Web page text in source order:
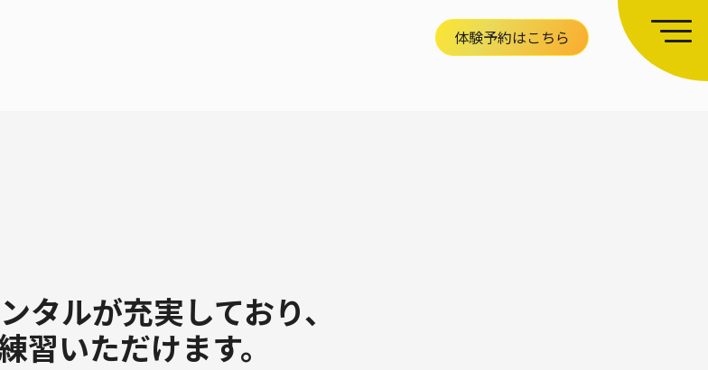
体験予約はこちら
タルが充実しており、
習いただけます。